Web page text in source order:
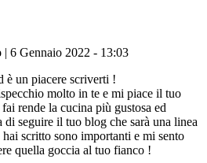
| 6 Gennaio 2022 - 13:03
è un piacere scriverti !
molto in te e mi piace il tuo
rende la cucina più gustosa ed
di seguire il tuo blog che sarà una linea
scritto sono importanti e mi sento
quella goccia al tuo fianco !